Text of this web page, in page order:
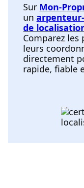
Sur Mon-
un
de
Comparez
leurs
directement
rapide, fiable